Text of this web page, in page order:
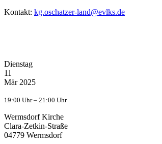
Kontakt:
Dienstag
11
Mär 2025
19:00 Uhr – 21:00 Uhr
Wermsdorf Kirche
Clara-Zetkin-Straße
04779 Wermsdorf